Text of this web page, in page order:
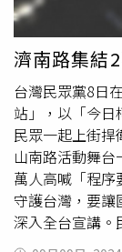
基隆「無風無雨
口「風雨災情嚴
假，側翼都能罵
是否真瞭解從小
山城、又是雨都
長在天災面前，
罷樑案將在13
罷樑票」高開
藍委罷免潮。藍
藍營名嘴、大
營人士也將與會
「期中考」，
樑」反對票，如
牌，將引爆全台
態，怎麼可以選
打這招「我選輸
認為民進黨推罷
在立院席次不夠
竟政治不做妥
清德帶領的民
內都這樣，那
灣怎麼會好？對
表現，這份民調
39.76％滿意、
濟南路集結
台灣民眾黨8日
站」，以「今日
民眾一起上街
山南路活動舞
萬人高喊「程
守護台灣，要
深入全台宣講。
示，司法被政